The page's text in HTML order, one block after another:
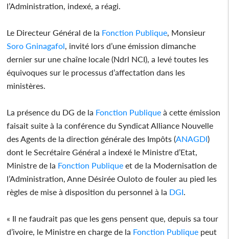
l’Administration, indexé, a réagi.
Le Directeur Général de la Fonction Publique, Monsieur
Soro Gninagafol, invité lors d’une émission dimanche
dernier sur une chaîne locale (Ndrl NCI), a levé toutes les
équivoques sur le processus d’affectation dans les
ministères.
La présence du DG de la Fonction Publique à cette émission
faisait suite à la conférence du Syndicat Alliance Nouvelle
des Agents de la direction générale des Impôts (ANAGDI)
dont le Secrétaire Général a indexé le Ministre d’Etat,
Ministre de la Fonction Publique et de la Modernisation de
l’Administration, Anne Désirée Ouloto de fouler au pied les
règles de mise à disposition du personnel à la DGI.
« Il ne faudrait pas que les gens pensent que, depuis sa tour
d’ivoire, le Ministre en charge de la Fonction Publique peut